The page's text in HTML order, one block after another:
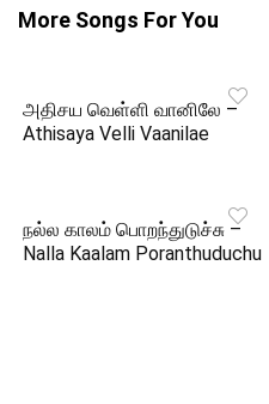
More Songs For You
அதிசய வெள்ளி வானிலே –
Athisaya Velli Vaanilae
நல்ல காலம் பொறந்துடுச்சு –
Nalla Kaalam Poranthuduchu